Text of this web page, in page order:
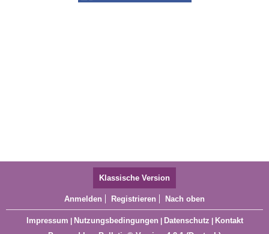
Klassische Version
Anmelden Registrieren Nach oben
Impressum Nutzungsbedingungen Datenschutz
Kontakt